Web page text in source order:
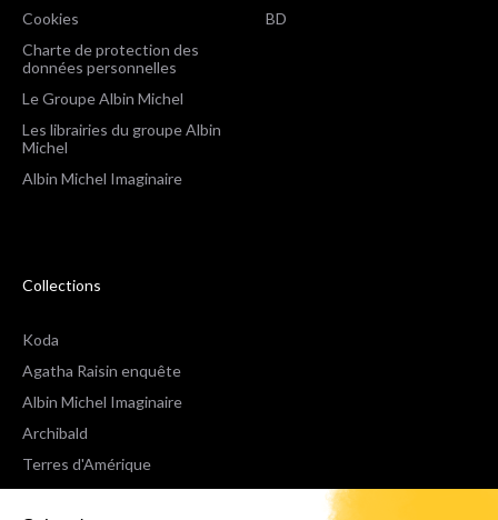
Cookies
Charte de protection des
données personnelles
Le Groupe Albin Michel
Les librairies du groupe Albin
Michel
Albin Michel Imaginaire
BD
Collections
Koda
Agatha Raisin enquête
Albin Michel Imaginaire
Archibald
Terres d'Amérique
Espaces Libres Poche